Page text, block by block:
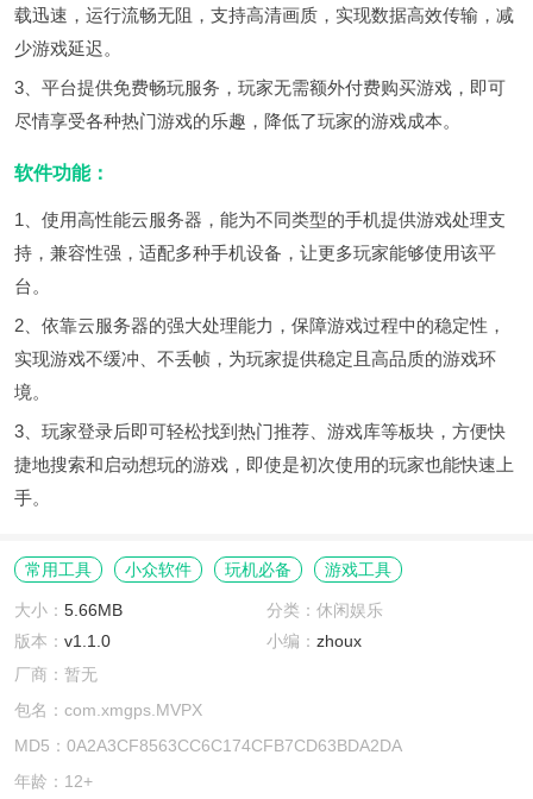
载迅速，运行流畅无阻，支持高清画质，实现数据高效传输，减
少游戏延迟。
3、平台提供免费畅玩服务，玩家无需额外付费购买游戏，即可
尽情享受各种热门游戏的乐趣，降低了玩家的游戏成本。
软件功能：
1、使用高性能云服务器，能为不同类型的手机提供游戏处理支
持，兼容性强，适配多种手机设备，让更多玩家能够使用该平
台。
2、依靠云服务器的强大处理能力，保障游戏过程中的稳定性，
实现游戏不缓冲、不丢帧，为玩家提供稳定且高品质的游戏环
境。
3、玩家登录后即可轻松找到热门推荐、游戏库等板块，方便快
捷地搜索和启动想玩的游戏，即使是初次使用的玩家也能快速上
手。
常用工具 小众软件 玩机必备 游戏工具
大小： 5.66MB
分类：休闲娱乐
版本： v1.1.0 小编： zhoux
厂商：暂无
包名：com.xmgps.MVPX
MD5：0A2A3CF8563CC6C174CFB7CD63BDA2DA
年龄：12+